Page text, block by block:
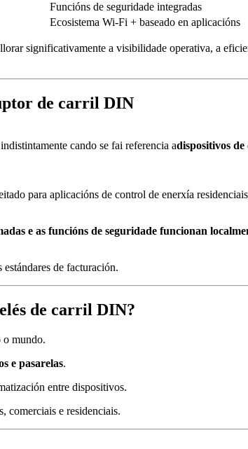
Funcións de seguridade integradas
Ecosistema Wi-Fi + baseado en aplicacións
significativamente a visibilidade operativa, a
de carril DIN
cando se fai referencia adispositivos
para aplicacións de control de enerxía
e as funcións de seguridade funcionan
de facturación.
de carril DIN?
o mundo.
e pasarelas.
entre dispositivos.
comerciais e residenciais.